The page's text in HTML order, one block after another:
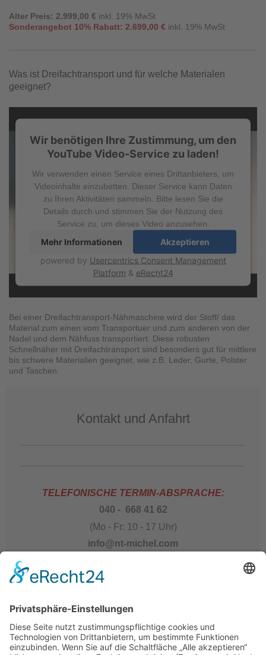
Alter Preis: 2.999,00 € inkl. 19% MwSt
Sonderangebot 10% Rabatt: 2.699,00 € inkl. 19% MwSt
Was ist Dreifachtransport und für welche Materialen
geeignet?
Wir benötigen Ihre Zustimmung, um den
YouTube Video-Service zu laden!
Wir verwenden einen Service eines Drittanbieters, um
Videoinhalte einzubetten. Dieser Service kann Daten
zu Ihren Aktivitäten sammeln. Bitte lesen Sie die
Details durch und stimmen Sie der Nutzung des
Service zu, um dieses Video anzusehen.
Mehr Informationen
Akzeptieren
powered by Usercentrics Consent Management
Platform & eRecht24
Bei einer Dreifachtransport-Nähmaschine wird der Stoff/ das
Material zum einen vom Transportuer und zum anderen von der
Nadel und dem Nähfuss transportiert. Diese robusten
Schnellnäher mit Dreifachtransport sind besonders gut für mittlere
bis schwere Materialien geeignet, wie z.B. Leder, Gurte, Polster
und Taschen.
Kontakt und Anfahrt
TELEFONISCHE TERMIN-ABSPRACHE:
040 - 668 41 62
(Mo - Fr: 10 - 17 Uhr)
info@nt-michel.com
tätig!
WIR BIETEN LEIDER KEINE TELEFONISCHE
BERATUNG FÜR KUNDEN AUSSERHALB